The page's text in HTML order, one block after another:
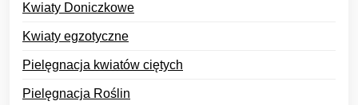
Kwiaty Doniczkowe
Kwiaty egzotyczne
Pielęgnacja kwiatów ciętych
Pielęgnacja Roślin